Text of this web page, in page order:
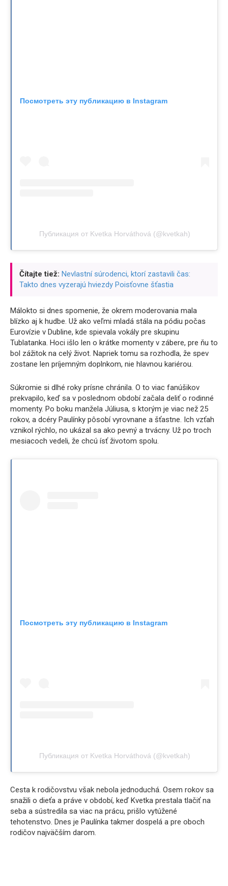
Посмотреть эту публикацию в Instagram
Публикация от Kvetka Horváthová (@kvetkah)
Čítajte tiež: Nevlastní súrodenci, ktorí zastavili čas:
Takto dnes vyzerajú hviezdy Poisťovne šťastia
Málokto si dnes spomenie, že okrem moderovania mala
blízko aj k hudbe. Už ako veľmi mladá stála na pódiu počas
Eurovízie v Dubline, kde spievala vokály pre skupinu
Tublatanka. Hoci išlo len o krátke momenty v zábere, pre ňu to
bol zážitok na celý život. Napriek tomu sa rozhodla, že spev
zostane len príjemným doplnkom, nie hlavnou kariérou.
Súkromie si dlhé roky prísne chránila. O to viac fanúšikov
prekvapilo, keď sa v poslednom období začala deliť o rodinné
momenty. Po boku manžela Júliusa, s ktorým je viac než 25
rokov, a dcéry Paulínky pôsobí vyrovnane a šťastne. Ich vzťah
vznikol rýchlo, no ukázal sa ako pevný a trvácny. Už po troch
mesiacoch vedeli, že chcú ísť životom spolu.
Посмотреть эту публикацию в Instagram
Публикация от Kvetka Horváthová (@kvetkah)
Cesta k rodičovstvu však nebola jednoduchá. Osem rokov sa
snažili o dieťa a práve v období, keď Kvetka prestala tlačiť na
seba a sústredila sa viac na prácu, prišlo vytúžené
tehotenstvo. Dnes je Paulínka takmer dospelá a pre oboch
rodičov najväčším darom.